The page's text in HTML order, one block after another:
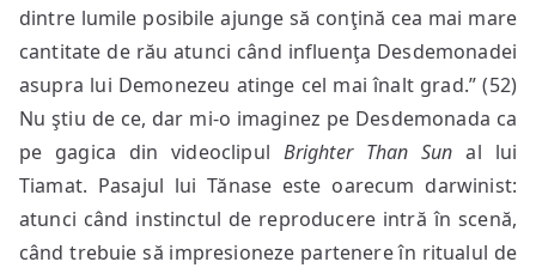
dintre lumile posibile ajunge să conţină cea mai mare
cantitate de rău atunci când influenţa Desdemonadei
asupra lui Demonezeu atinge cel mai înalt grad.” (52)
Nu ştiu de ce, dar mi-o imaginez pe Desdemonada ca
pe gagica din videoclipul Brighter Than Sun al lui
Tiamat. Pasajul lui Tănase este oarecum darwinist:
atunci când instinctul de reproducere intră în scenă,
când trebuie să impresioneze partenere în ritualul de